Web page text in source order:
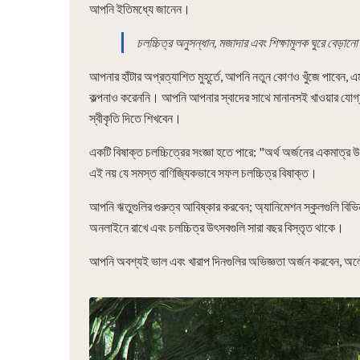
আপনি ইতিমধ্যে জানেন।
চলচ্চিত্র অনুসন্ধান, মজাদার এবং শিক্ষামূলক ঘুরে বেড়ানো
আপনার হাঁটার অপ্রত্যাশিত মুহূর্তে, আপনি নতুন কোণও খুঁজে পাবেন,
কল্পনাও করেননি। আপনি আপনার স্বাদের সাথে মানানসই খাওয়ার
স্বীকৃতি দিতে শিখবেন।
একটি বিষাক্ত চলচ্চিত্রের সংজ্ঞা হতে পারে: "অর্থ অর্জনের একমাত্র
এই নয় যে সমস্ত বাণিজ্যিকভাবে সফল চলচ্চিত্র বিষাক্ত।
আপনি ঋতুগুলির গুরুত্ব আবিষ্কার করবেন; অ্যানিমেশন স্কুলগুলি
অনলাইনে রাখে এবং চলচ্চিত্র উৎসবগুলি সারা বছর বিস্তৃত থাকে।
আপনি অবশ্যই ভাল এবং খারাপ দিনগুলির অভিজ্ঞতা অর্জন করবেন,